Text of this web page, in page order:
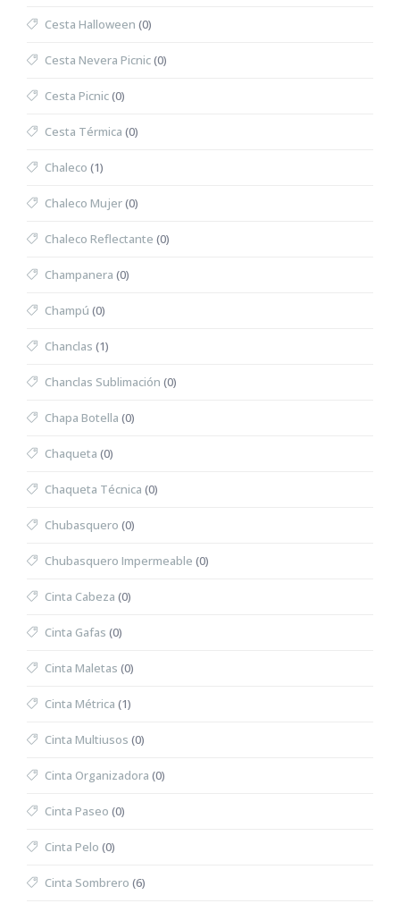
Cesta Halloween (0)
Cesta Nevera Picnic(0)
Cesta Picnic(0)
Cesta Térmica (0)
Chaleco (1)
Chaleco Mujer(0)
Chaleco Reflectante (0)
Champanera (0)
Champú (0)
Chanclas (1)
Chanclas Sublimación (0)
Chapa Botella (0)
Chaqueta (0)
Chaqueta Técnica (0)
Chubasquero (0)
Chubasquero Impermeable (0)
Cinta Cabeza (0)
Cinta Gafas (0)
Cinta Maletas (0)
Cinta Métrica (1)
Cinta Multiusos (0)
Cinta Organizadora (0)
Cinta Paseo (0)
Cinta Pelo (0)
Cinta Sombrero (6)